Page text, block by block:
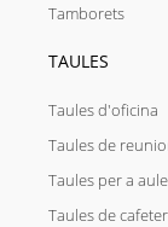
Tamborets
TAULES
Taules d'oficina
Taules de
Taules per a
Taules de